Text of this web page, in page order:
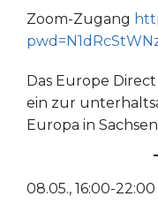
Zoom-Zugang
Das Europe
ein zur
Europa in
08.05., 16:00-